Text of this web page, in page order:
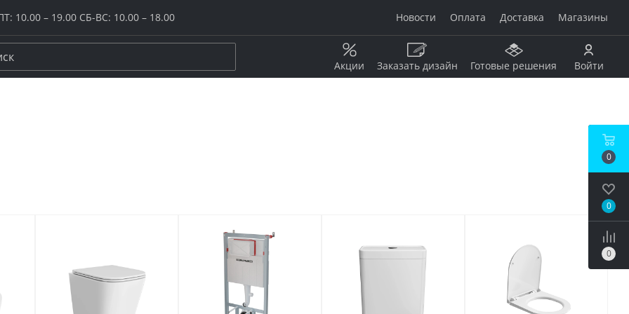
10.00 – 19.00 СБ-ВС: 10.00 – 18.00 Новости Оплата Доставка Магазины
120х120
Крупный формат
Розовый
Серый
Черный
Пэчворк
Ковер
Акции Заказать дизайн Готовые решения Войти
0
0
0